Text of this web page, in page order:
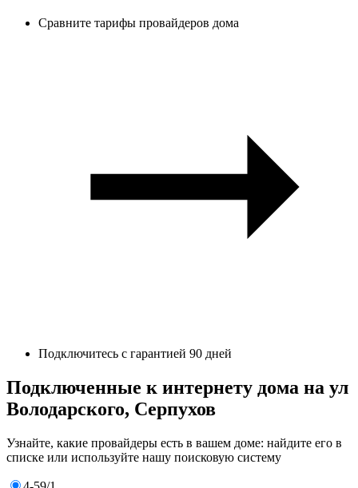
Сравните тарифы провайдеров дома
Подключитесь с гарантией 90 дней
Подключенные к интернету дома на ул
Володарского, Серпухов
Узнайте, какие провайдеры есть в вашем доме: найдите его в
списке или используйте нашу поисковую систему